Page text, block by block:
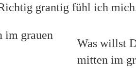
grantig fühl ich
Was willst
mitten im